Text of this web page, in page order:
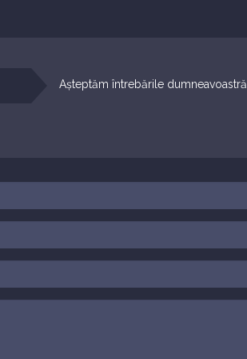
Așteptăm întrebările dumneavoastră